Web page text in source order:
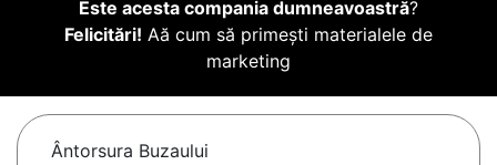
Este acesta compania dumneavoastră?
Felicitări! Aă cum să primești materialele de
marketing
Ântorsura Buzaului